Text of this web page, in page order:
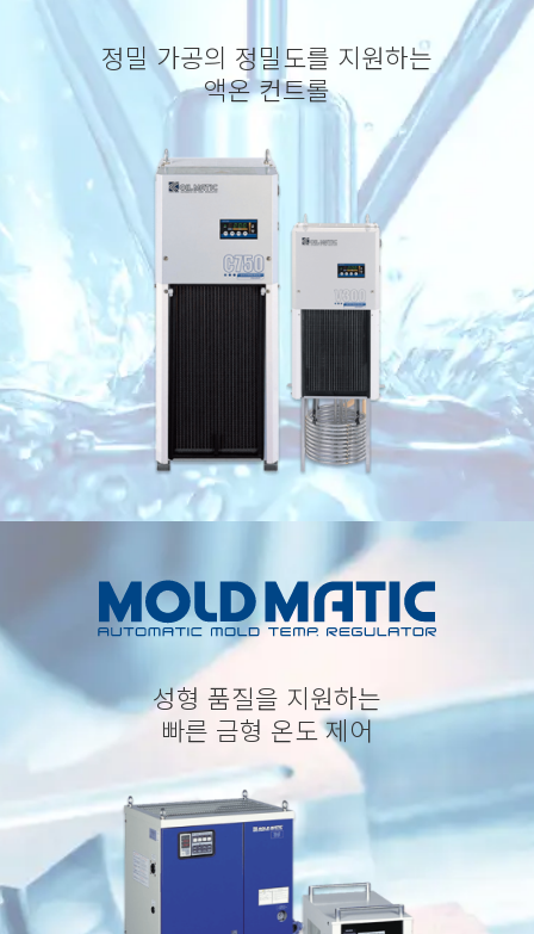
NEWS
정밀 가공의 정밀도를 지원하는
액온 컨트롤
성형 품질을 지원하는
빠른 금형 온도 제어